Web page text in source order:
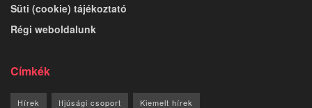
Süti (cookie) tájékoztató
Régi weboldalunk
Címkék
Hírek Ifjúsági csoport Kiemelt hírek